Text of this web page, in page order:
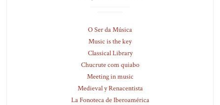
O Ser da Música
Music is the key
Classical Library
Chucrute com quiabo
Meeting in music
Medieval y Renacentista
La Fonoteca de Iberoamérica